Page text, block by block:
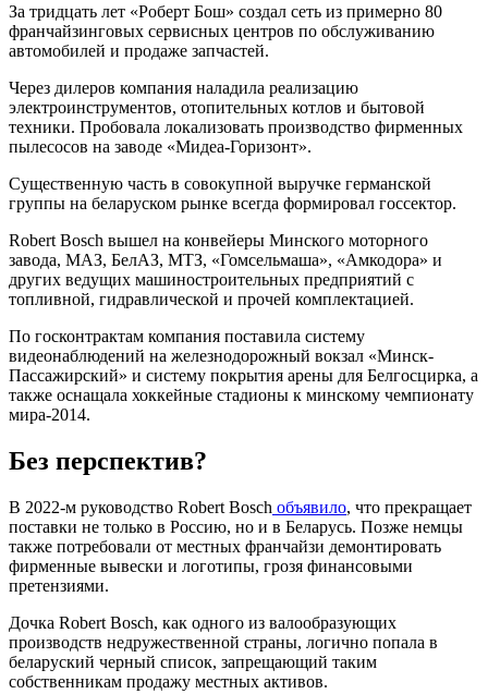
За тридцать лет «Роберт Бош» создал сеть из примерно 80
франчайзинговых сервисных центров по обслуживанию
автомобилей и продаже запчастей.
Через дилеров компания наладила реализацию
электроинструментов, отопительных котлов и бытовой
техники. Пробовала локализовать производство фирменных
пылесосов на заводе «Мидеа-Горизонт».
Существенную часть в совокупной выручке германской
группы на беларуском рынке всегда формировал госсектор.
Robert Bosсh вышел на конвейеры Минского моторного
завода, МАЗ, БелАЗ, МТЗ, «Гомсельмаша», «Амкодора» и
других ведущих машиностроительных предприятий с
топливной, гидравлической и прочей комплектацией.
По госконтрактам компания поставила систему
видеонаблюдений на железнодорожный вокзал «Минск-
Пассажирский» и систему покрытия арены для Белгосцирка, а
также оснащала хоккейные стадионы к минскому чемпионату
мира-2014.
Без перспектив?
В 2022-м руководство Robert Bosсh объявило, что прекращает
поставки не только в Россию, но и в Беларусь. Позже немцы
также потребовали от местных франчайзи демонтировать
фирменные вывески и логотипы, грозя финансовыми
претензиями.
Дочка Robert Bosсh, как одного из валообразующих
производств недружественной страны, логично попала в
беларуский черный список, запрещающий таким
собственникам продажу местных активов.